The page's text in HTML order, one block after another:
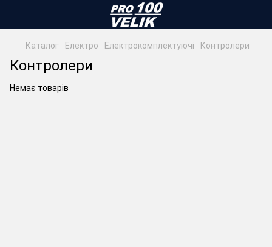
Каталог Електро Електрокомплектуючі Контролери
Контролери
Немає товарів